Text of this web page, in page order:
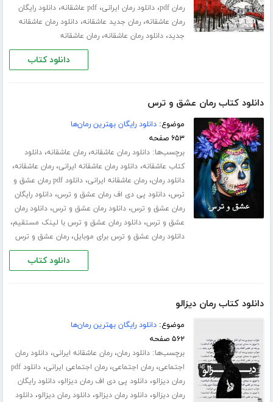
رمان pdf ،دانلود رمان ایرانی،pdf عاشقانه ،دانلود رایگان
رمان عاشقانه،رمان جدید عاشقانه،دانلود رمان عاشقانه
جدید،دانلود رمان عاشقانه،رمان عاشقانه
دانلود کتاب
دانلود کتاب رمان عشق و ترس
موضوع:دانلود رایگان بهترین رمان‌ها
۶۵۳ صفحه
برچسب‌ها:دانلود رمان عاشقانه،رمان عاشقانه،دانلود
کتاب عاشقانه،دانلود رمان عاشقانه ایرانی،رمان عاشقانه،
دانلود رمان،رمان عاشقانه ایرانی،
دانلود pdf رمان عشق و
ترس،دانلود پی دی اف رمان عشق و ترس،دانلود رایگان
رمان عشق و ترس،دانلود رمان عشق و ترس،دانلود رمان
عشق و ترس،دانلود رمان عشق و ترس با لینک مستقیم،
دانلود رمان عشق و ترس برای موبایل،رمان عشق و ترس
دانلود کتاب
دانلود کتاب رمان دیزالو
موضوع:دانلود رایگان بهترین رمان‌ها
۵۶۲ صفحه
برچسب‌ها:دانلود رمان،رمان عاشقانه ایرانی،دانلود رمان
اجتماعی،رمان اجتماعی،رمان اجتماعی ایرانی،
دانلود pdf
رمان دیزالو،دانلود پی دی اف رمان دیزالو،دانلود رایگان
رمان دیزالو،دانلود رمان دیزالو،دانلود رمان دیزالو،دانلود